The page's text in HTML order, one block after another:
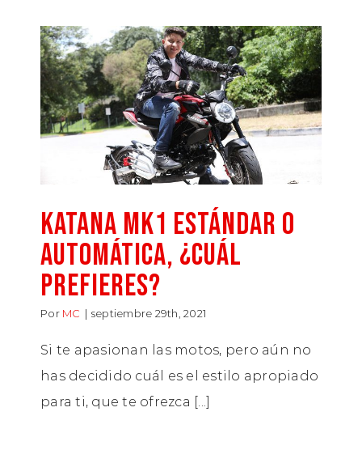
KATANA MK1 ESTÁNDAR O
AUTOMÁTICA, ¿CUÁL
PREFIERES?
Por MC | septiembre 29th, 2021
Si te apasionan las motos, pero aún no
has decidido cuál es el estilo apropiado
para ti, que te ofrezca [...]